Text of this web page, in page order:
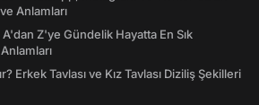
Anlamları
Z'ye Gündelik Hayatta En Sık
Erkek Tavlası ve Kız Tavlası Diziliş Şekilleri